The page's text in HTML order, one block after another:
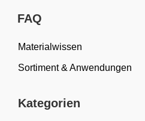
FAQ
Materialwissen
Sortiment & Anwendungen
Kategorien